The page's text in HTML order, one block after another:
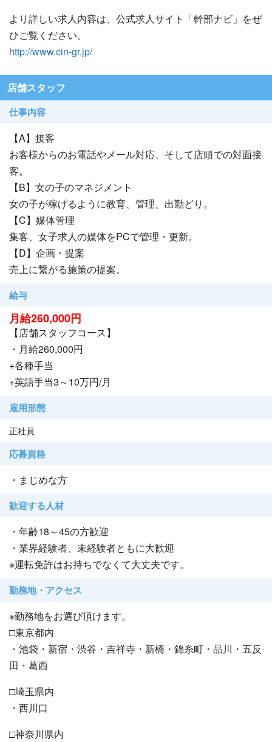
より詳しい求人内容は、公式求人サイト「幹部ナビ」をぜ
ひご覧ください。
http://www.cin-gr.jp/
店舗スタッフ
仕事内容
【A】接客
お客様からのお電話やメール対応、そして店頭での対面接
客。
【B】女の子のマネジメント
女の子が稼げるように教育、管理、出勤どり。
【C】媒体管理
集客、女子求人の媒体をPCで管理・更新。
【D】企画・提案
売上に繋がる施策の提案。
給与
月給260,000円
【店舗スタッフコース】
・月給260,000円
+各種手当
+英語手当3～10万円/月
雇用形態
正社員
応募資格
・まじめな方
歓迎する人材
・年齢18～45の方歓迎
・業界経験者、未経験者ともに大歓迎
※運転免許はお持ちでなくて大丈夫です。
勤務地・アクセス
※勤務地をお選び頂けます。
□東京都内
・池袋・新宿・渋谷・吉祥寺・新橋・錦糸町・品川・五反
田・葛西
□埼玉県内
・西川口
□神奈川県内